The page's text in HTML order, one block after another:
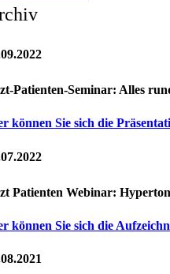
Patienten-Seminar: Alles
können Sie sich die
Patienten Webinar:
können Sie sich die